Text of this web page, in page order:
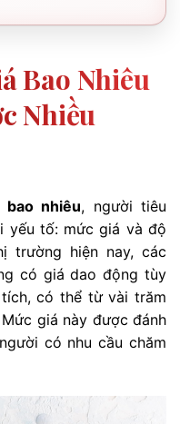
Bao Nhiêu
Nhiều
nhiêu, người tiêu
yếu tố: mức giá và độ
trường hiện nay, các
có giá dao động tùy
có thể từ vài trăm
giá này được đánh
có nhu cầu chăm